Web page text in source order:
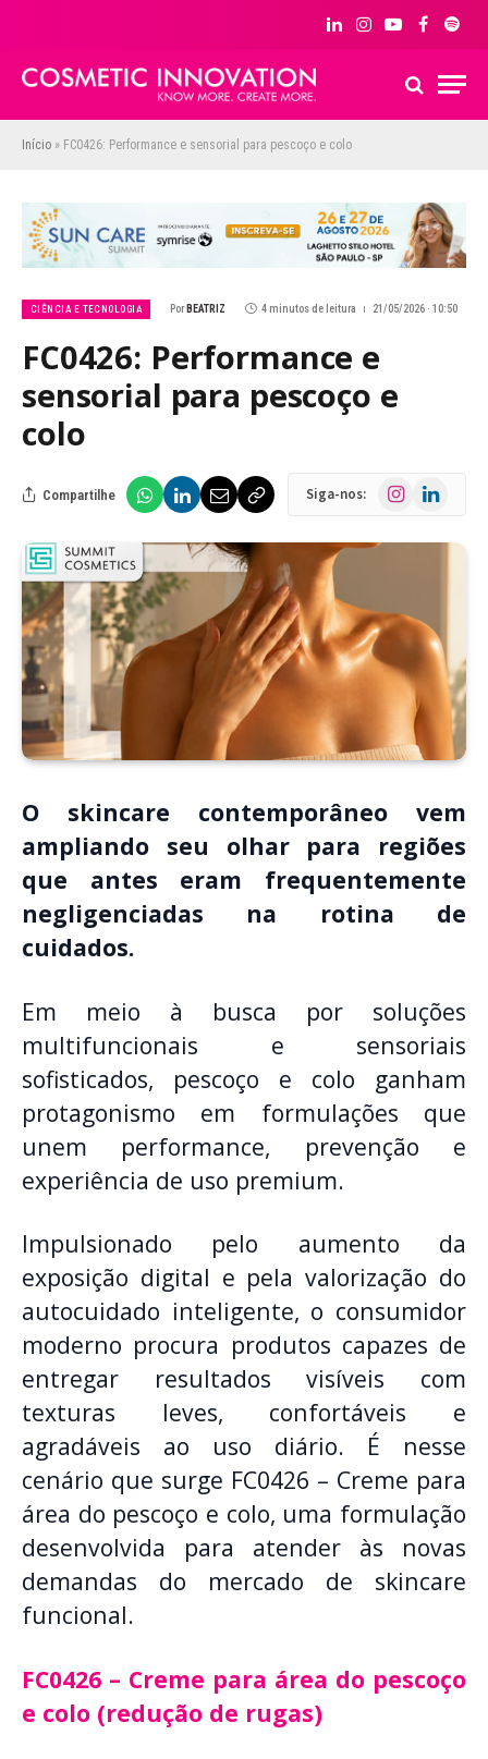
LinkedInInstagram
YouTubeFacebook
Início » FC0426: Performance e sensorial para pescoço e colo
CIÊNCIA E TECNOLOGIA Por BEATRIZ 4 minutos de leitura 21/05/2026 · 10:50
FC0426: Performance e
sensorial para pescoço e
colo
Compartilhe Siga-nos: InstagramLinkedIn
O skincare contemporâneo vem
ampliando seu olhar para regiões
que antes eram frequentemente
negligenciadas na rotina de
cuidados.
Em meio à busca por soluções
multifuncionais e sensoriais
sofisticados, pescoço e colo ganham
protagonismo em formulações que
unem performance, prevenção e
experiência de uso premium.
Impulsionado pelo aumento da
exposição digital e pela valorização do
autocuidado inteligente, o consumidor
moderno procura produtos capazes de
entregar resultados visíveis com
texturas leves, confortáveis e
agradáveis ao uso diário. É nesse
cenário que surge FC0426 – Creme para
área do pescoço e colo, uma formulação
desenvolvida para atender às novas
demandas do mercado de skincare
funcional.
FC0426 – Creme para área do pescoço
e colo (redução de rugas)